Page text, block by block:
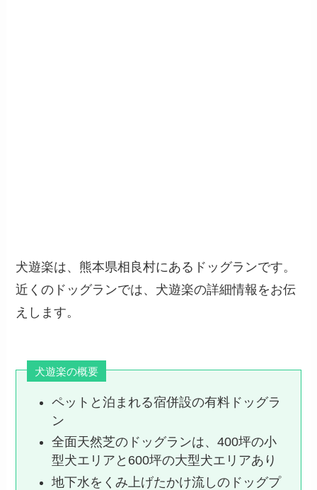
犬遊楽は、熊本県相良村にあるドッグランです。
近くのドッグランでは、犬遊楽の詳細情報をお伝
えします。
犬遊楽の概要
ペットと泊まれる宿併設の有料ドッグラ
ン
全面天然芝のドッグランは、400坪の小
型犬エリアと600坪の大型犬エリアあり
地下水をくみ上げたかけ流しのドッグプ